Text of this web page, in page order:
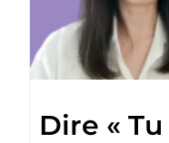
Dire «